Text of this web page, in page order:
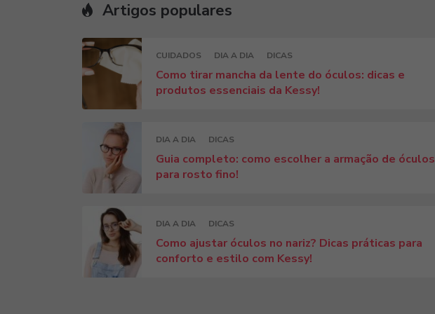
Artigos populares
CUIDADOS DIA A DIA DICAS
Como tirar mancha da lente do óculos: dicas e
produtos essenciais da Kessy!
DIA A DIA DICAS
Guia completo: como escolher a armação de óculos
para rosto fino!
DIA A DIA DICAS
Como ajustar óculos no nariz? Dicas práticas para
conforto e estilo com Kessy!